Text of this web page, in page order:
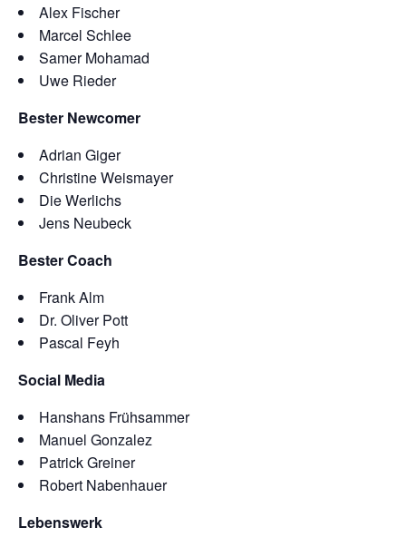
Alex Fischer
Marcel Schlee
Samer Mohamad
Uwe Rieder
Bester Newcomer
Adrian Giger
Christine Weismayer
Die Werlichs
Jens Neubeck
Bester Coach
Frank Alm
Dr. Oliver Pott
Pascal Feyh
Social Media
Hanshans Frühsammer
Manuel Gonzalez
Patrick Greiner
Robert Nabenhauer
Lebenswerk